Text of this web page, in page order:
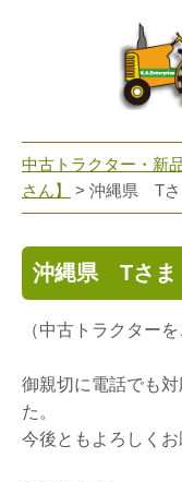
navigation
中古トラクター・新
さん】
> 沖縄県 Tさ
沖縄県 Tさま
（中古トラクター
御親切に電話でも
た。
今後ともよろしくお